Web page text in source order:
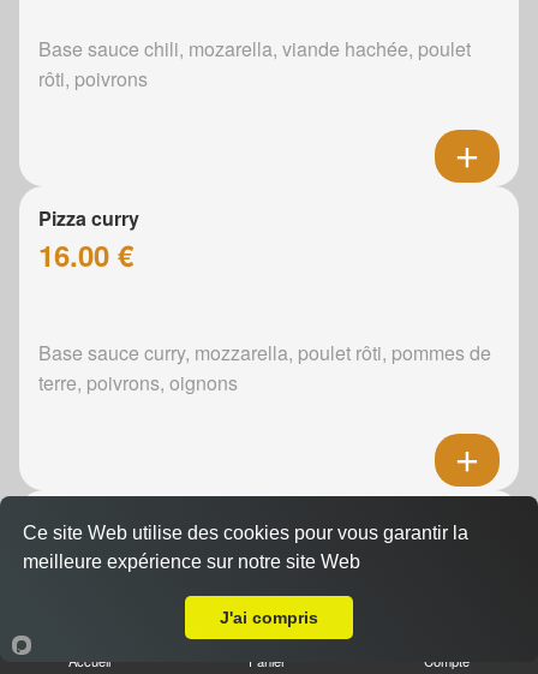
Base sauce chili, mozarella, viande hachée, poulet
rôti, poivrons
Pizza curry
16.00 €
Base sauce curry, mozzarella, poulet rôti, pommes de
terre, poivrons, oignons
Pizza boursin
16.00 €
Boursin, mozzarella, poulet rôti, pommes de terre,
Accueil Panier Compte
Ce site Web utilise des cookies pour vous garantir la
meilleure expérience sur notre site Web
J'ai compris